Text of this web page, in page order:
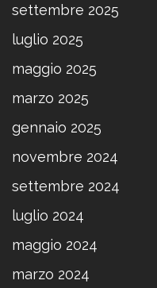
settembre 2025
luglio 2025
maggio 2025
marzo 2025
gennaio 2025
novembre 2024
settembre 2024
luglio 2024
maggio 2024
marzo 2024